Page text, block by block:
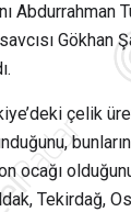
Abdurrahman
çelik
ocağı
Tekirdağ,